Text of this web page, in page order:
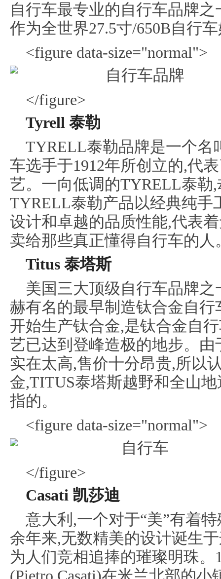
自行车最专业的自行车品牌
作为全世界27.5寸/650B自行
<figure data-size="normal">
</figure>
Tyrell 泰勒
TYRELL泰勒品牌是一个名
车选手于1912年所创立的,代
艺。一向低调的TYRELL泰勒
TYRELL泰勒产品以经典纯手
设计和卓越的品质性能,代表
卖给那些真正懂得自行车的人
Titus 泰塔斯
美国三大顶级自行车品牌
赫有名的最早制造钛合金自行
开始生产钛合金,是钛合金自
艺已达到登峰造极的地步。
实在太高,售价十分昂贵,所以
金,TITUS泰塔斯越野和全山
指的。
<figure data-size="normal">
</figure>
Casati 凯莎迪
意大利,一个对于“美”有着
余年来,无数精美的设计诞生
为人们竞相追捧的璀璨明珠。